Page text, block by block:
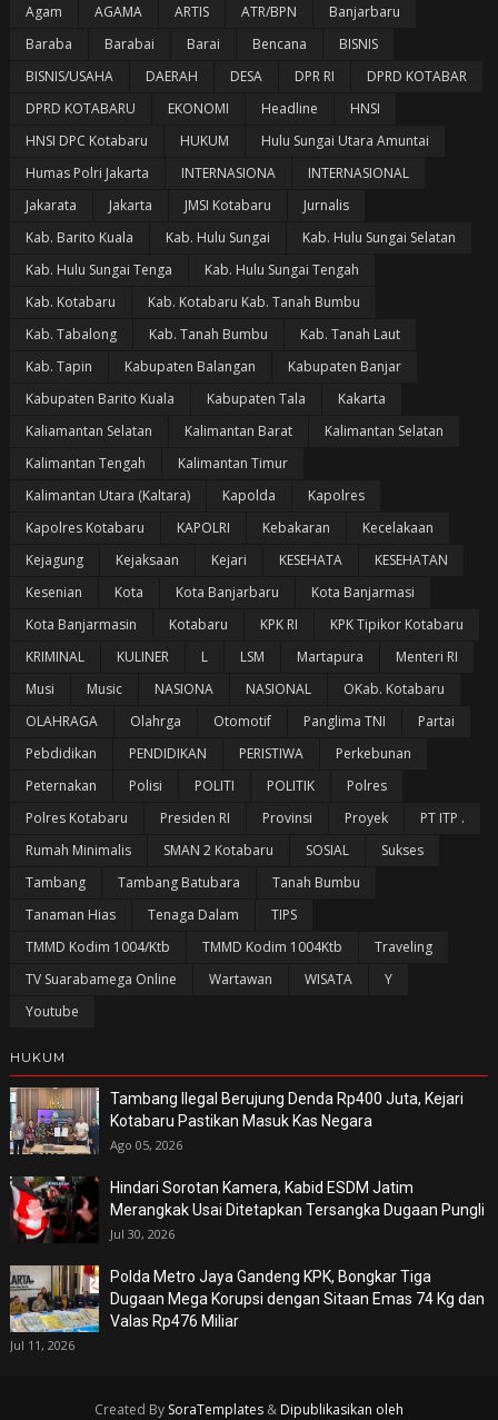
Agam AGAMA ARTIS ATR/BPN
Banjarbaru
Baraba
Barabai Barai Bencana
BISNIS
BISNIS/USAHA
DAERAH DESA DPR RI
DPRD KOTABAR
DPRD KOTABARU
EKONOMI Headline
HNSI
HNSI DPC Kotabaru
HUKUM
Hulu Sungai Utara Amuntai
Humas Polri Jakarta
INTERNASIONA
INTERNASIONAL
Jakarata
Jakarta JMSI Kotabaru
Jurnalis
Kab. Barito Kuala
Kab. Hulu Sungai
Kab. Hulu Sungai Selatan
Kab. Hulu Sungai Tenga
Kab. Hulu Sungai Tengah
Kab. Kotabaru
Kab. Kotabaru Kab. Tanah Bumbu
Kab. Tabalong
Kab. Tanah Bumbu
Kab. Tanah Laut
Kab. Tapin
Kabupaten Balangan
Kabupaten Banjar
Kabupaten Barito Kuala
Kabupaten Tala
Kakarta
Kaliamantan Selatan
Kalimantan Barat
Kalimantan Selatan
Kalimantan Tengah
Kalimantan Timur
Kalimantan Utara (Kaltara)
Kapolda
Kapolres
Kapolres Kotabaru
KAPOLRI Kebakaran
Kecelakaan
Kejagung
Kejaksaan Kejari KESEHATA
KESEHATAN
Kesenian
Kota Kota Banjarbaru
Kota Banjarmasi
Kota Banjarmasin
Kotabaru KPK RI
KPK Tipikor Kotabaru
KRIMINAL
KULINER L LSM Martapura
Menteri RI
Musi
Music NASIONA NASIONAL
OKab. Kotabaru
OLAHRAGA
Olahrga Otomotif Panglima TNI
Partai
Pebdidikan
PENDIDIKAN PERISTIWA
Perkebunan
Peternakan
Polisi POLITI POLITIK
Polres
Polres Kotabaru
Presiden RI Provinsi Proyek
PT ITP .
Rumah Minimalis
SMAN 2 Kotabaru SOSIAL
Sukses
Tambang
Tambang Batubara
Tanah Bumbu
Tanaman Hias
Tenaga Dalam
TIPS
TMMD Kodim 1004/Ktb
TMMD Kodim 1004Ktb
Traveling
TV Suarabamega Online
Wartawan WISATA
Y
Youtube
HUKUM
Tambang Ilegal Berujung Denda Rp400 Juta, Kejari
Kotabaru Pastikan Masuk Kas Negara
Ago 05, 2026
Hindari Sorotan Kamera, Kabid ESDM Jatim
Merangkak Usai Ditetapkan Tersangka Dugaan Pungli
Jul 30, 2026
Polda Metro Jaya Gandeng KPK, Bongkar Tiga
Dugaan Mega Korupsi dengan Sitaan Emas 74 Kg dan
Valas Rp476 Miliar
Jul 11, 2026
Created By SoraTemplates& Dipublikasikan oleh